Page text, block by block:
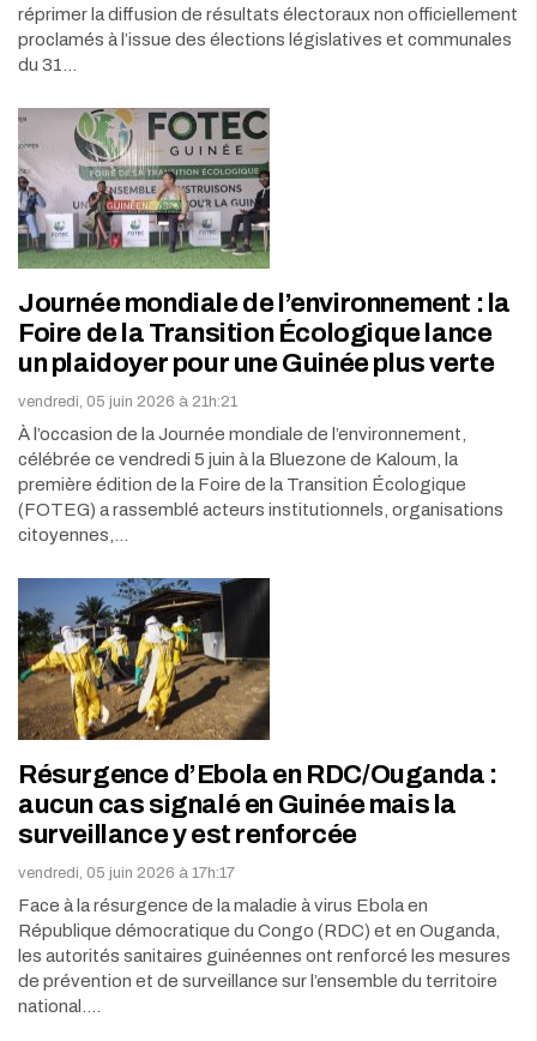
réprimer la diffusion de résultats électoraux non officiellement
proclamés à l’issue des élections législatives et communales
du 31…
Journée mondiale de l’environnement : la
Foire de la Transition Écologique lance
un plaidoyer pour une Guinée plus verte
vendredi, 05 juin 2026 à 21h:21
À l’occasion de la Journée mondiale de l’environnement,
célébrée ce vendredi 5 juin à la Bluezone de Kaloum, la
première édition de la Foire de la Transition Écologique
(FOTEG) a rassemblé acteurs institutionnels, organisations
citoyennes,…
Résurgence d’Ebola en RDC/Ouganda :
aucun cas signalé en Guinée mais la
surveillance y est renforcée
vendredi, 05 juin 2026 à 17h:17
Face à la résurgence de la maladie à virus Ebola en
République démocratique du Congo (RDC) et en Ouganda,
les autorités sanitaires guinéennes ont renforcé les mesures
de prévention et de surveillance sur l’ensemble du territoire
national.…